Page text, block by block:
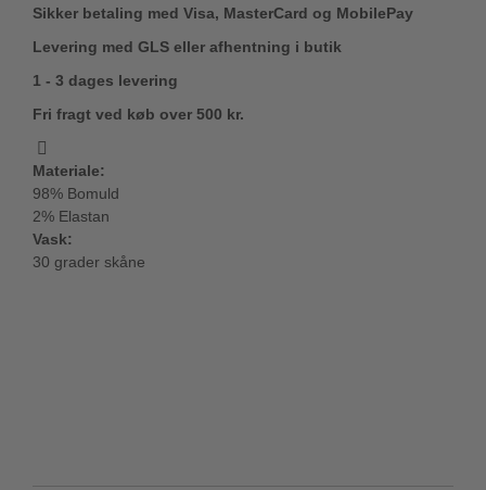
Sikker betaling med Visa, MasterCard og MobilePay
Levering med GLS eller afhentning i butik
1 - 3 dages levering
Fri fragt ved køb over 500 kr.
Materiale:
98% Bomuld
2% Elastan
Vask:
30 grader skåne